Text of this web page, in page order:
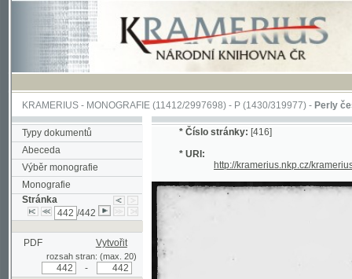
KRAMERIUS-MONOGRAFIE(11412/2997698) -P (1430/319977)-Perly české(1/
Typy dokumentů
Abeceda
Výběr monografie
Monografie
Stránka
/442
PDF Vytvořit
rozsah stran: (max. 20)
http://kramerius.nkp.cz/kramerius/